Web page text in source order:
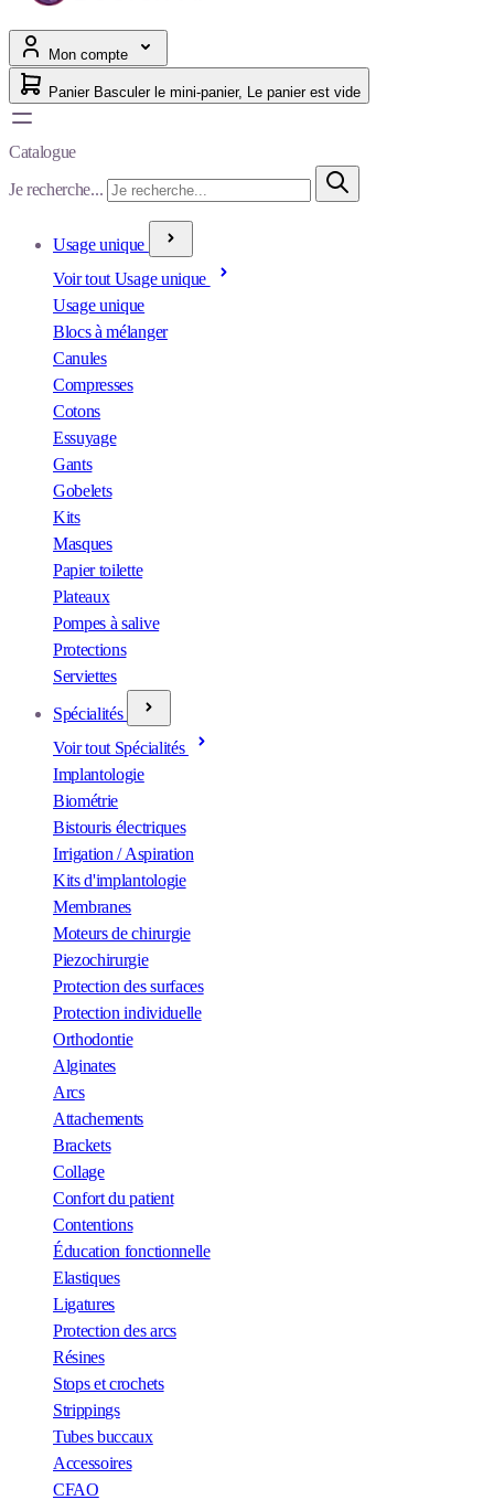
Mon compte
Panier Basculer le mini-panier, Le panier est vide
Catalogue
Je recherche...
Usage unique
Voir tout Usage unique
Usage unique
Blocs à mélanger
Canules
Compresses
Cotons
Essuyage
Gants
Gobelets
Kits
Masques
Papier toilette
Plateaux
Pompes à salive
Protections
Serviettes
Spécialités
Voir tout Spécialités
Implantologie
Biométrie
Bistouris électriques
Irrigation / Aspiration
Kits d'implantologie
Membranes
Moteurs de chirurgie
Piezochirurgie
Protection des surfaces
Protection individuelle
Orthodontie
Alginates
Arcs
Attachements
Brackets
Collage
Confort du patient
Contentions
Éducation fonctionnelle
Elastiques
Ligatures
Protection des arcs
Résines
Stops et crochets
Strippings
Tubes buccaux
Accessoires
CFAO